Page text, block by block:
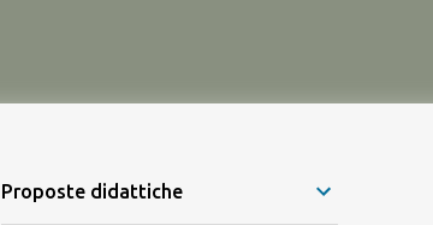
Proposte didattiche